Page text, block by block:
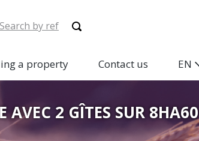
a property Contact us EN
AVEC 2 GÎTES SUR 8HA60